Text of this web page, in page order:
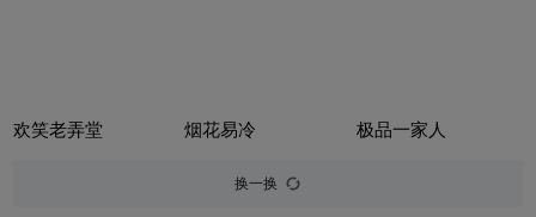
欢笑老弄堂 烟花易冷 极品一家人
换一换